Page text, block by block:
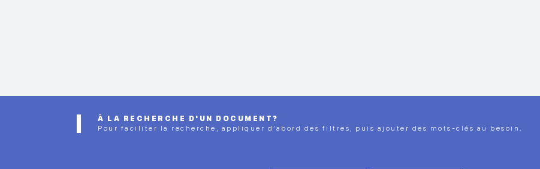
À LA RECHERCHE D'UN DOCUMENT?
Pour faciliter la recherche, appliquer d’abord des filtres, puis ajouter des mots-clés au besoin.